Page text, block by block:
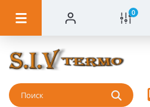
0